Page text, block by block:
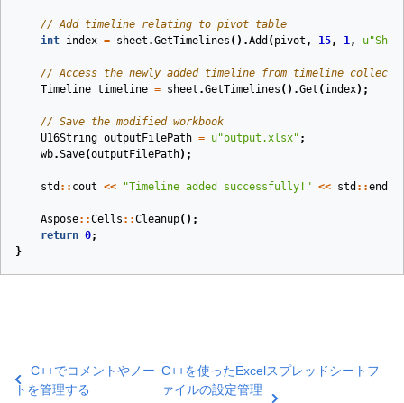
// Add timeline relating to pivot table
int index = sheet .GetTimelines ().Add ( pivot , 15, 1, u
// Access the newly added timeline from timeline
Timeline timeline = sheet .GetTimelines ().Get ( index);
// Save the modified workbook
U16String outputFilePath = u"output.xlsx" ;
wb.Save(outputFilePath);
std :: cout << "Timeline added successfully!" << std ::endl
Aspose::Cells ::Cleanup();
return 0;
}
C++でコメントやノー
トを管理する
C++を使ったExcelスプレッドシートフ
ァイルの設定管理